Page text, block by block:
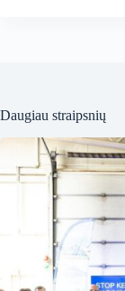
Daugiau straipsnių